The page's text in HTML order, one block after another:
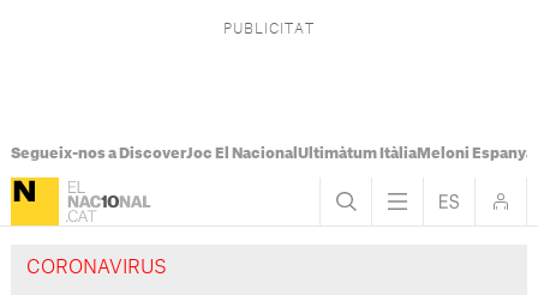
Segueix-nos a DiscoverJoc El Nacional Ultimàtum ItàliaMeloni Espanya
CORONAVIRUS